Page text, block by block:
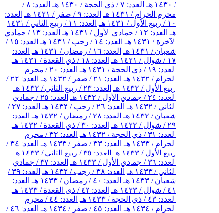
/ ١٤٣٠ هـ
العدد: ٧ / ذي الحجة / ١٤٣٠ هـ
العدد: ٨ /
محرم الحرام / ١٤٣١ هـ
العدد: ٩ / صفر / ١٤٣١ هـ
العدد:
١٠ / ربيع الأول / ١٤٣١ هـ
العدد: ١١ / ربيع الثاني / ١٤٣١
هـ العدد: ١٢ / جمادي الأول / ١٤٣١ هـ
العدد: ١٣ / جمادي
الآخرة / ١٤٣١ هـ
العدد: ١٤ / رجب / ١٤٣١ هـ
العدد: ١٥ /
شعبان / ١٤٣١ هـ
العدد: ١٦ / رمضان / ١٤٣١ هـ
العدد:
١٧ / شوال / ١٤٣١ هـ
العدد: ١٨ / ذي القعدة / ١٤٣١ هـ
العدد: ١٩ / ذي الحجة / ١٤٣١ هـ
العدد: ٢٠ / محرم
الحرام / ١٤٣٢ هـ
العدد: ٢١ / صفر / ١٤٣٢ هـ
العدد: ٢٢ /
ربيع الأول / ١٤٣٢ هـ
العدد: ٢٣ / ربيع الثاني / ١٤٣٢ هـ
العدد: ٢٤ / جمادي الأول / ١٤٣٢ هـ
العدد: ٢٥ / جمادي
الثاني / ١٤٣٢ هـ
العدد: ٢٦ / رجب / ١٤٣٢ هـ
العدد: ٢٧ /
شعبان / ١٤٣٢ هـ
العدد: ٢٨ / رمضان / ١٤٣٢ هـ
العدد:
٢٩ / شوال / ١٤٣٢ هـ
العدد: ٣٠ / ذي القعدة / ١٤٣٢ هـ
العدد: ٣١ / ذي الحجة / ١٤٣٢ هـ
العدد: ٣٢ / محرم
الحرام / ١٤٣٣ هـ
العدد: ٣٣ / صفر / ١٤٣٣ هـ
العدد: ٣٤ /
ربيع الأول / ١٤٣٣ هـ
العدد: ٣٥ / ربيع الثاني / ١٤٣٣ هـ
العدد: ٣٦ / جمادي الأول / ١٤٣٣ هـ
العدد: ٣٧ / جمادي
الثاني / ١٤٣٣ هـ
العدد: ٣٨ / رجب / ١٤٣٣ هـ
العدد: ٣٩ /
شعبان / ١٤٣٣ هـ
العدد: ٤٠ / رمضان / ١٤٣٣ هـ
العدد:
٤١ / شوال / ١٤٣٣ هـ
العدد: ٤٢ / ذي القعدة / ١٤٣٣ هـ
العدد: ٤٣ / ذي الحجة / ١٤٣٣ هـ
العدد: ٤٤ / محرم
الحرام / ١٤٣٤ هـ
العدد: ٤٥ / صفر / ١٤٣٤ هـ
العدد: ٤٦ /